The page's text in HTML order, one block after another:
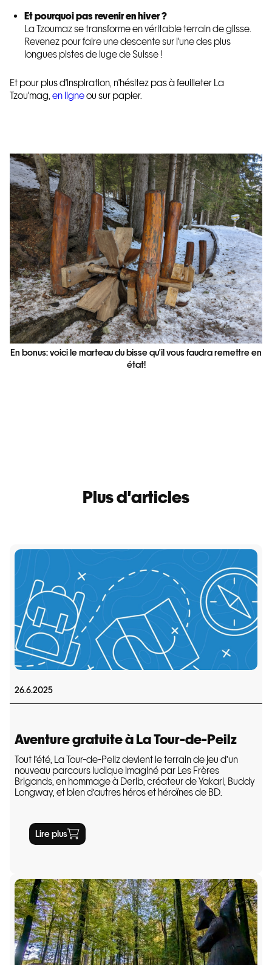
Et pourquoi pas revenir en hiver ?
La Tzoumaz se transforme en véritable terrain de glisse.
Revenez pour faire une descente sur l'une des plus
longues pistes de luge de Suisse !
Et pour plus d'inspiration, n'hésitez pas à feuilleter La
Tzou'mag, en ligneou sur papier.
En bonus: voici le marteau du bisse qu'il vous faudra remettre en
état!
Plus d'articles
26.6.2025
Aventure gratuite à La Tour-de-Peilz
Tout l’été, La Tour-de-Peilz devient le terrain de jeu d’un
nouveau parcours ludique imaginé par Les Frères
Brigands, en hommage à Derib, créateur de Yakari, Buddy
Longway, et bien d’autres héros et héroïnes de BD.
Lire plus